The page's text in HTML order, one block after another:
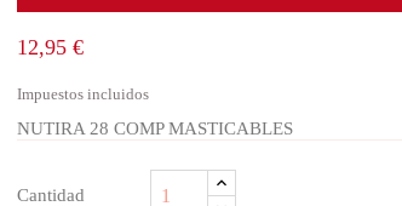
12,95 €
Impuestos incluidos
NUTIRA 28 COMP MASTICABLES
Cantidad